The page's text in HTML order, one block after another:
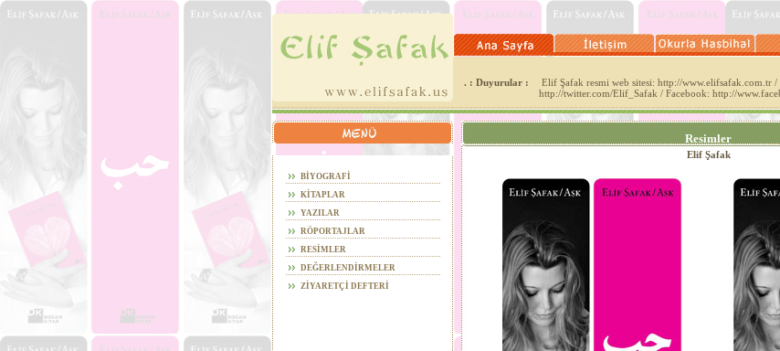
. : Duyurular :
Elif Şafak resmi web sitesi: http://www.elifsafak.com.tr /
http://twitter.com/Elif_Safak / Facebook: http://
BİYOGRAFİ
KİTAPLAR
YAZILAR
RÖPORTAJLAR
RESİMLER
DEĞERLENDİRMELER
ZİYARETÇİ DEFTERİ
Resimler
Elif Şafak